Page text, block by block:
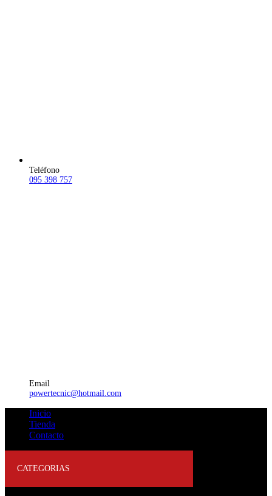
Teléfono
095 398 757
Email
powertecnic@hotmail.com
Inicio
Tienda
Contacto
CATEGORIAS